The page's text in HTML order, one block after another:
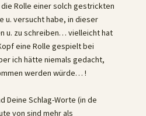
Rolle einer solch gestrickten
u. versucht habe, in dieser
u. zu schreiben… vielleicht hat
eine Rolle gespielt bei
ich hätte niemals gedacht,
werden würde… !
Deine Schlag-Worte (in de
von sind mehr als